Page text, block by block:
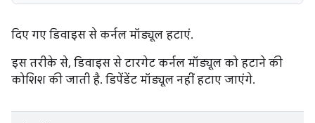
दिए गए डिवाइस से कर्नल मॉड्यूल हटाएं.
इस तरीके से, डिवाइस से टारगेट कर्नल मॉड्यूल को हटाने की
कोशिश की जाती है. डिपेंडेंट मॉड्यूल नहीं हटाए जाएंगे.